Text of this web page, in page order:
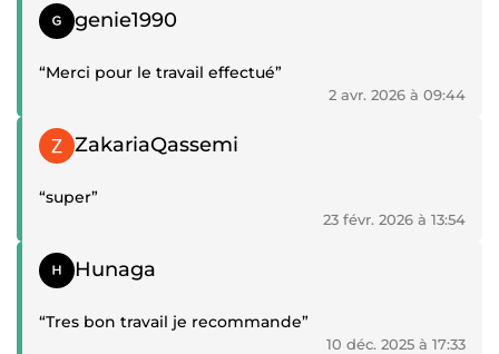
Témoignage positif
genie1990
“Merci pour le travail effectué”
2 avr. 2026 à 09:44
Témoignage positif
ZakariaQassemi
“super”
23 févr. 2026 à 13:54
Témoignage positif
Hunaga
“Tres bon travail je recommande”
10 déc. 2025 à 17:33